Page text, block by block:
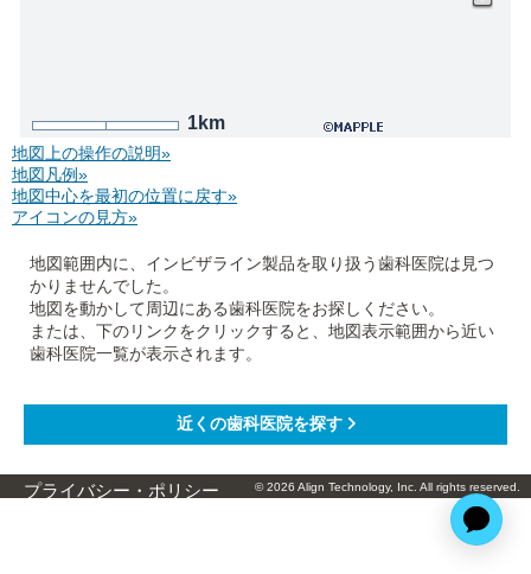
1km
地図上の操作の説明»
地図凡例»
地図中心を最初の位置に戻す»
アイコンの見方»
地図範囲内に、インビザライン製品を取り扱う歯科医院は見つ
かりませんでした。
地図を動かして周辺にある歯科医院をお探しください。
または、下のリンクをクリックすると、地図表示範囲から近い
歯科医院一覧が表示されます。
プライバシー・ポリシー © 2026 Align Technology, Inc. All rights reserved.